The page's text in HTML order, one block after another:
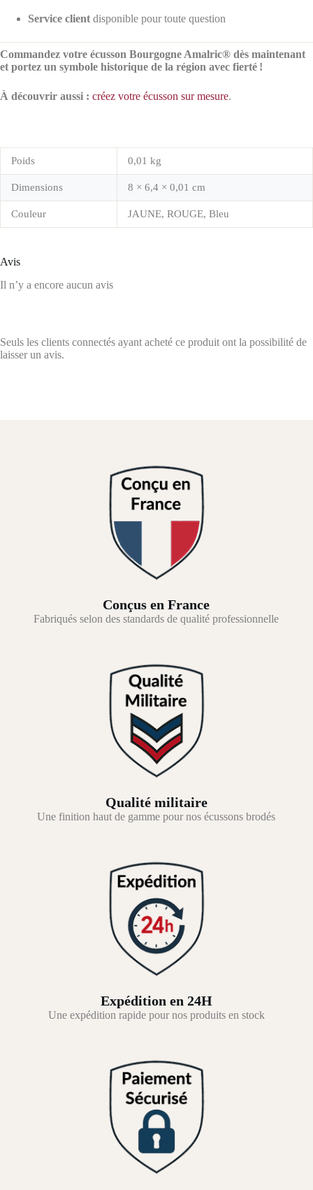
Service client disponible pour toute question
Commandez votre écusson Bourgogne Amalric® dès maintenant
et portez un symbole historique de la région avec fierté !
À découvrir aussi : créez votre écusson sur mesure.
Poids 0,01 kg
Dimensions 8 × 6,4 × 0,01 cm
Couleur JAUNE, ROUGE, Bleu
Avis
Il n’y a encore aucun avis
Seuls les clients connectés ayant acheté ce produit ont la possibilité de
laisser un avis.
Conçus en France
Fabriqués selon des standards de qualité professionnelle
Qualité militaire
Une finition haut de gamme pour nos écussons brodés
Expédition en 24H
Une expédition rapide pour nos produits en stock